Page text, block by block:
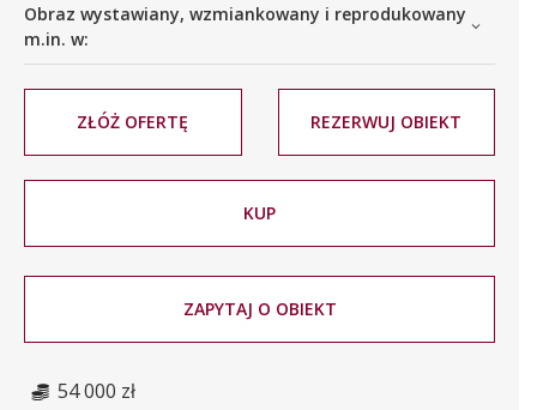
Obraz wystawiany, wzmiankowany i reprodukowany
m.in. w:
ZŁÓŻ OFERTĘ REZERWUJ OBIEKT
KUP
ZAPYTAJ O OBIEKT
54 000 zł